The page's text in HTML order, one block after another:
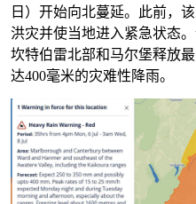
日）开始向北蔓延。此前，
洪灾并使当地进入紧急状态
坎特伯雷北部和马尔堡释放
达400毫米的灾难性降雨。